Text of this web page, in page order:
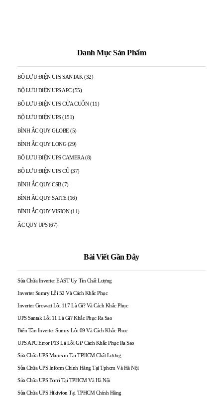
Danh Mục Sản Phẩm
BỘ LƯU ĐIỆN UPS SANTAK (32)
BỘ LƯU ĐIỆN UPS APC (55)
BỘ LƯU ĐIỆN UPS CỬA CUỐN (11)
BỘ LƯU ĐIỆN UPS (151)
BÌNH ẮC QUY GLOBE (5)
BÌNH ẮC QUY LONG (29)
BỘ LƯU ĐIỆN UPS CAMERA (8)
BỘ LƯU ĐIỆN UPS CŨ (37)
BÌNH ẮC QUY CSB (7)
BÌNH ẮC QUY SAITE (16)
BÌNH ẮC QUY VISION (11)
ẮC QUY UPS (67)
Bài Viết Gần Đây
Sửa Chữa Inverter EAST Uy Tín Chất Lượng
Inverter Sumry Lỗi 52 Và Cách Khắc Phục
Inverter Growatt Lỗi 117 Là Gì? Và Cách Khắc Phục
UPS Santak Lỗi 11 Là Gì? Khắc Phục Ra Sao
Biến Tần Inverter Sumry Lỗi 09 Và Cách Khắc Phục
UPS APC Error P13 Là Lỗi Gì? Cách Khắc Phục Ra Sao
Sửa Chữa UPS Maruson Tại TPHCM Chất Lượng
Sửa Chữa UPS Inform Chính Hãng Tại Tphcm Và Hà Nội
Sửa Chữa UPS Borri Tại TPHCM Và Hà Nội
Sửa Chữa UPS Hikivion Tại TPHCM Chính Hãng